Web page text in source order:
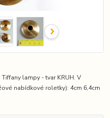
lampy - tvar KRUH. V
nabídkové roletky): 4cm 6,4cm